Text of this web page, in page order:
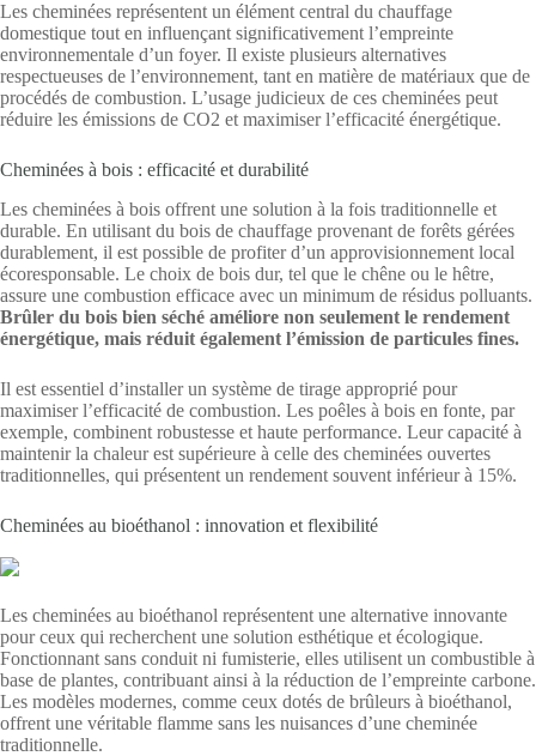
Les cheminées représentent un élément central du chauffage
domestique tout en influençant significativement l’empreinte
environnementale d’un foyer. Il existe plusieurs alternatives
respectueuses de l’environnement, tant en matière de matériaux que de
procédés de combustion. L’usage judicieux de ces cheminées peut
réduire les émissions de CO2 et maximiser l’efficacité énergétique.
Cheminées à bois : efficacité et durabilité
Les cheminées à bois offrent une solution à la fois traditionnelle et
durable. En utilisant du bois de chauffage provenant de forêts gérées
durablement, il est possible de profiter d’un approvisionnement local
écoresponsable. Le choix de bois dur, tel que le chêne ou le hêtre,
assure une combustion efficace avec un minimum de résidus polluants.
Brûler du bois bien séché améliore non seulement le rendement
énergétique, mais réduit également l’émission de particules fines.
Il est essentiel d’installer un système de tirage approprié pour
maximiser l’efficacité de combustion. Les poêles à bois en fonte, par
exemple, combinent robustesse et haute performance. Leur capacité à
maintenir la chaleur est supérieure à celle des cheminées ouvertes
traditionnelles, qui présentent un rendement souvent inférieur à 15%.
Cheminées au bioéthanol : innovation et flexibilité
Les cheminées au bioéthanol représentent une alternative innovante
pour ceux qui recherchent une solution esthétique et écologique.
Fonctionnant sans conduit ni fumisterie, elles utilisent un combustible à
base de plantes, contribuant ainsi à la réduction de l’empreinte carbone.
Les modèles modernes, comme ceux dotés de brûleurs à bioéthanol,
offrent une véritable flamme sans les nuisances d’une cheminée
traditionnelle.